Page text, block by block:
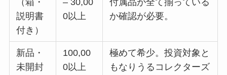
説明書
付き）
0以上
か確認が必要。
新品・
未開封
100,00
0以上
極めて希少。投資対象と
もなりうるコレクターズ